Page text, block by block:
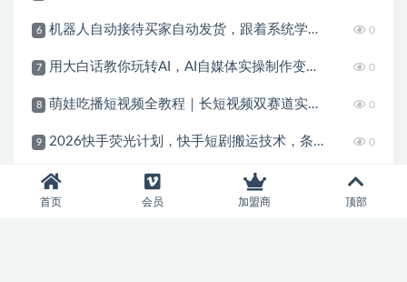
6 机器人自动接待买家自动发货，跟着系统学拼多多虚拟月入1-5W 0
7 用大白话教你玩转AI，AI自媒体实操制作变现，0基础也能上手，从内容到变现 0
8 萌娃吃播短视频全教程｜长短视频双赛道实操，图文+视频零基础保姆式教学，伙伴计划-收徒-商单等多种变现方式 0
9 2026快手荧光计划，快手短剧搬运技术，条条过原创，新号和老号0粉都可以做，有播放量就能賺到钱 0
10 互联网IP训练营，短视频IP打造，内容创作运营
首页 会员 加盟商 顶部